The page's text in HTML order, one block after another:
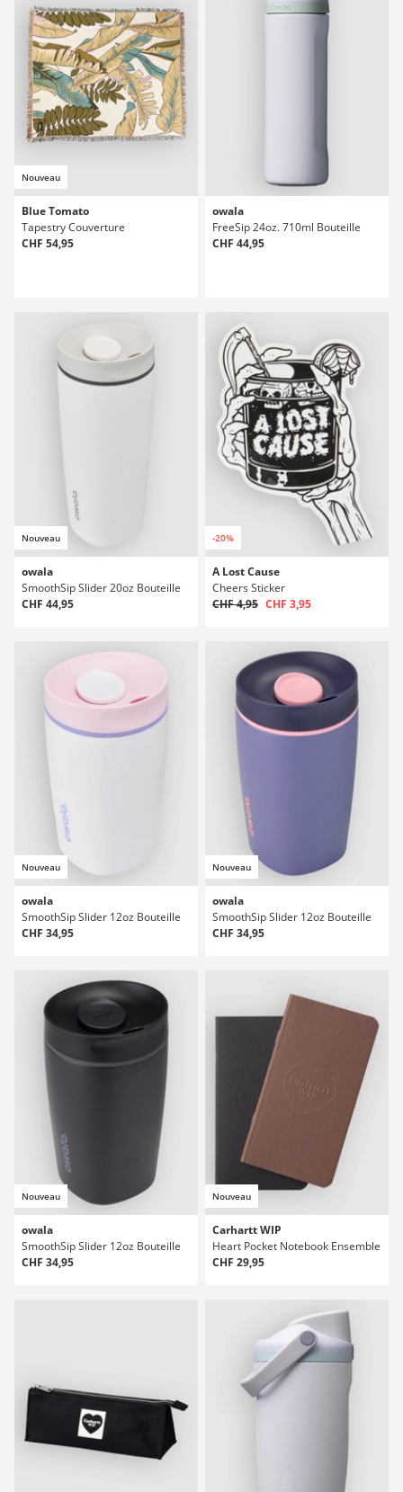
Nouveau
Blue Tomato
Tapestry Couverture
CHF 54,95
owala
FreeSip 24oz. 710ml Bouteille
CHF 44,95
Nouveau
owala
SmoothSip Slider 20oz Bouteille
CHF 44,95
-20%
A Lost Cause
Cheers Sticker
CHF 4,95 CHF 3,95
Nouveau
owala
SmoothSip Slider 12oz Bouteille
CHF 34,95
Nouveau
owala
SmoothSip Slider 12oz Bouteille
CHF 34,95
Nouveau
owala
SmoothSip Slider 12oz Bouteille
CHF 34,95
Nouveau
Carhartt WIP
Heart Pocket Notebook Ensemble
CHF 29,95